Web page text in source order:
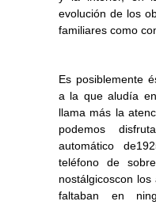
evolución de los
familiares como
Es posiblemente
a la que aludía
llama más la
podemos
automático
teléfono de
nostálgicoscon
faltaban en